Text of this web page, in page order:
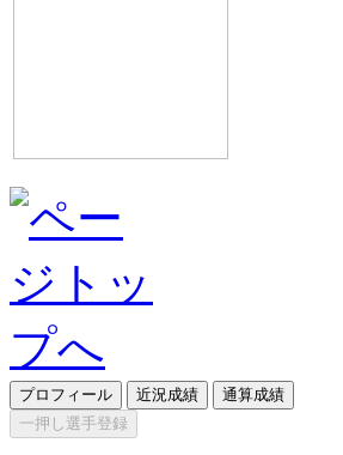
プロフィール 近況成績
通算成績
一押し選手登録